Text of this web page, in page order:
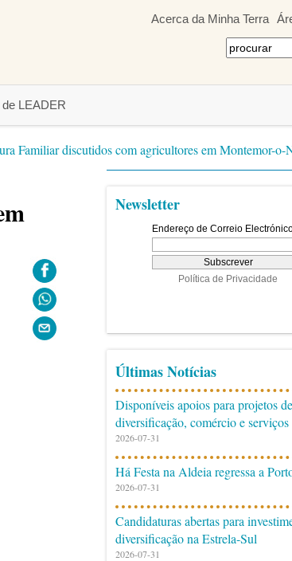
Acerca da Minha Terra
LEADER
Familiar discutidos com agricultores em Montemor-o-
Newsletter
Últimas Notícias
Disponíveis apoios para projetos de
diversificação, comércio e serviços
2026-07-31
Há Festa na Aldeia regressa a
2026-07-31
Candidaturas abertas para
diversificação na Estrela-Sul
2026-07-31